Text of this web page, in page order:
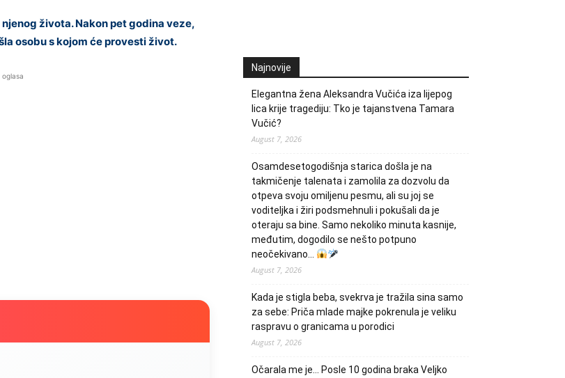
života. Nakon pet godina veze,
osobu s kojom će provesti život.
Najnovije
Elegantna žena Aleksandra Vučića iza lijepog
lica krije tragediju: Tko je tajanstvena Tamara
Vučić?
August 7, 2026
Osamdesetogodišnja starica došla je na
takmičenje talenata i zamolila za dozvolu da
otpeva svoju omiljenu pesmu, ali su joj se
voditeljka i žiri podsmehnuli i pokušali da je
oteraju sa bine. Samo nekoliko minuta kasnije,
međutim, dogodilo se nešto potpuno
neočekivano…
August 7, 2026
Kada je stigla beba, svekrva je tražila sina samo
za sebe: Priča mlade majke pokrenula je veliku
raspravu o granicama u porodici
August 7, 2026
Očarala me je… Posle 10 godina braka Veljko